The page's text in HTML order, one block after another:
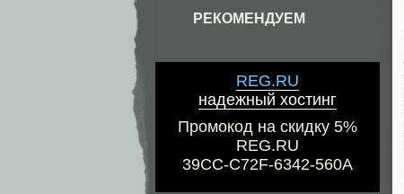
РЕКОМЕНДУЕМ
REG.RU
надежный хостинг
Промокод на скидку 5%
REG.RU
39CC-C72F-6342-560A